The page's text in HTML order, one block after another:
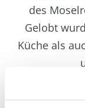
des
Gelobt
Küche als
In einer